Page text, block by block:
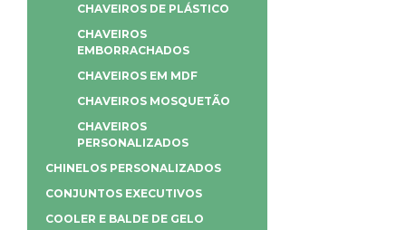
CHAVEIROS DE PLÁSTICO
CHAVEIROS
EMBORRACHADOS
CHAVEIROS EM MDF
CHAVEIROS MOSQUETÃO
CHAVEIROS
PERSONALIZADOS
CHINELOS PERSONALIZADOS
CONJUNTOS EXECUTIVOS
COOLER E BALDE DE GELO